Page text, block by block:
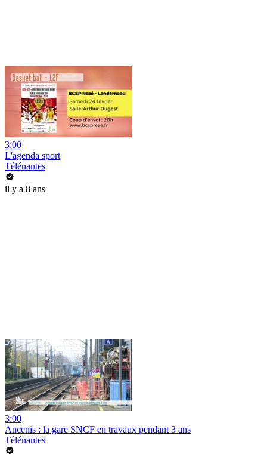
3:00
L'agenda sport
Télénantes
il y a 8 ans
3:00
Ancenis : la gare SNCF en travaux pendant 3 ans
Télénantes